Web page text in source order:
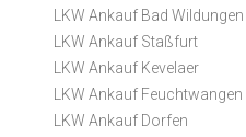
LKW Ankauf Bad Wildungen
LKW Ankauf Staßfurt
LKW Ankauf Kevelaer
LKW Ankauf Feuchtwangen
LKW Ankauf Dorfen